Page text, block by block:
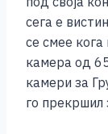
сега е
се смее
камера од
камери за
го прекршил